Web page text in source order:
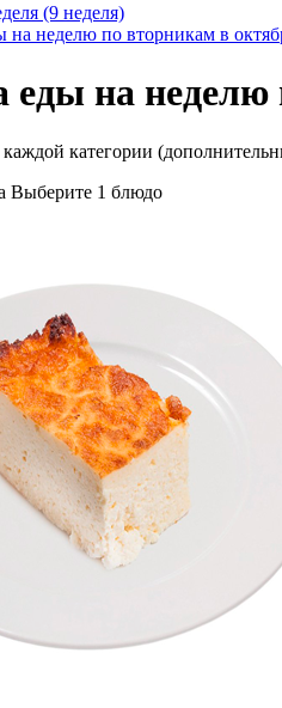
(9 неделя)
на неделю по вторникам в
еды на
категории
Выберите 1 блюдо